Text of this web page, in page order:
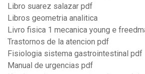
Libro suarez salazar pdf
Libros geometria analitica
Livro fisica 1 mecanica young e
Trastornos de la atencion pdf
Fisiologia sistema gastrointestinal pdf
Manual de urgencias pdf